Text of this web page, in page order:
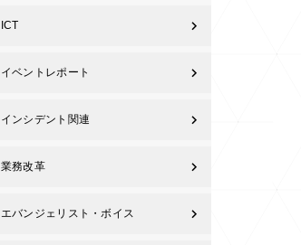
ICT
イベントレポート
インシデント関連
業務改革
エバンジェリスト・ボイス